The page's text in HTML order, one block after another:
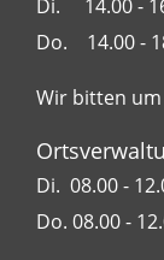
Di. 14.00 -
Do. 14.00 -
Wir bitten
Di. 08.00 -
Do. 08.00 -